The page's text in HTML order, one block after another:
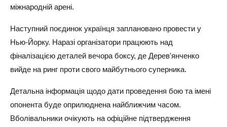
міжнародній арені.
Наступний поєдинок українця заплановано провести у
Нью-Йорку. Наразі організатори працюють над
фіналізацією деталей вечора боксу, де Дерев'янченко
вийде на ринг проти свого майбутнього суперника.
Детальна інформація щодо дати проведення бою та імені
опонента буде оприлюднена найближчим часом.
Вболівальники очікують на офіційне підтвердження